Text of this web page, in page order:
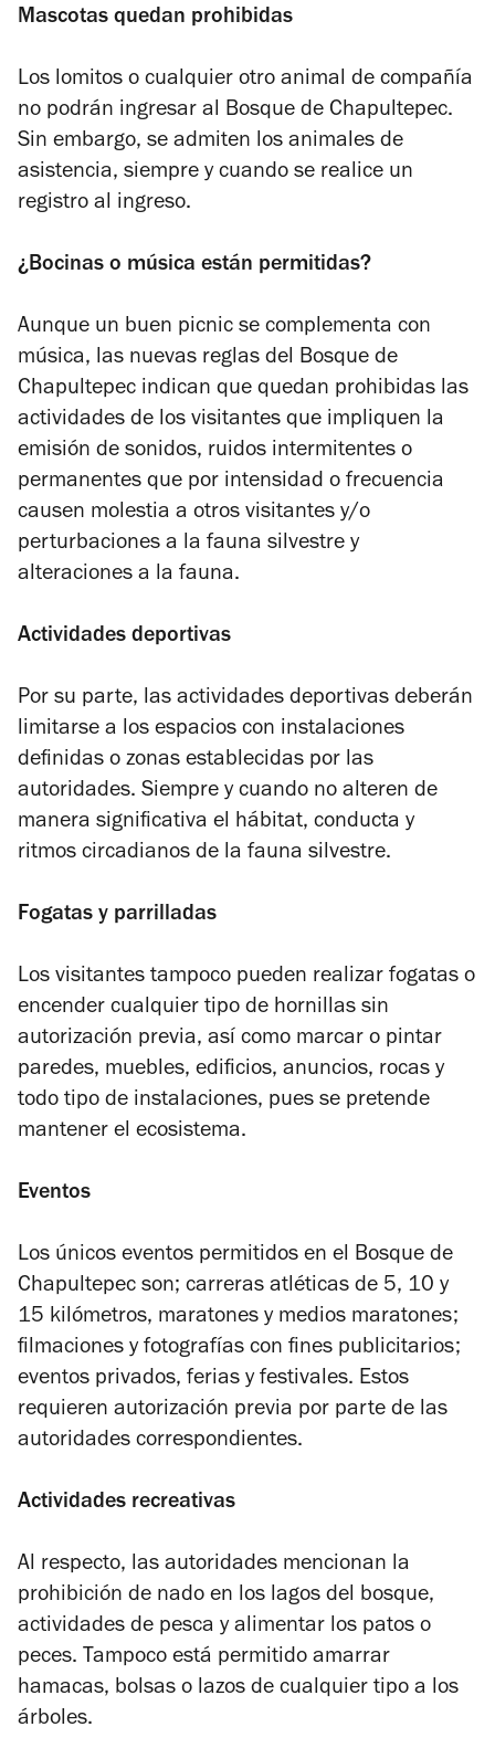
Mascotas quedan prohibidas
Los lomitos o cualquier otro animal de compañía
no podrán ingresar al Bosque de Chapultepec.
Sin embargo, se admiten los animales de
asistencia, siempre y cuando se realice un
registro al ingreso.
¿Bocinas o música están permitidas?
Aunque un buen picnic se complementa con
música, las nuevas reglas del Bosque de
Chapultepec indican que quedan prohibidas las
actividades de los visitantes que impliquen la
emisión de sonidos, ruidos intermitentes o
permanentes que por intensidad o frecuencia
causen molestia a otros visitantes y/o
perturbaciones a la fauna silvestre y
alteraciones a la fauna.
Actividades deportivas
Por su parte, las actividades deportivas deberán
limitarse a los espacios con instalaciones
definidas o zonas establecidas por las
autoridades. Siempre y cuando no alteren de
manera significativa el hábitat, conducta y
ritmos circadianos de la fauna silvestre.
Fogatas y parrilladas
Los visitantes tampoco pueden realizar fogatas o
encender cualquier tipo de hornillas sin
autorización previa, así como marcar o pintar
paredes, muebles, edificios, anuncios, rocas y
todo tipo de instalaciones, pues se pretende
mantener el ecosistema.
Eventos
Los únicos eventos permitidos en el Bosque de
Chapultepec son; carreras atléticas de 5, 10 y
15 kilómetros, maratones y medios maratones;
filmaciones y fotografías con fines publicitarios;
eventos privados, ferias y festivales. Estos
requieren autorización previa por parte de las
autoridades correspondientes.
Actividades recreativas
Al respecto, las autoridades mencionan la
prohibición de nado en los lagos del bosque,
actividades de pesca y alimentar los patos o
peces. Tampoco está permitido amarrar
hamacas, bolsas o lazos de cualquier tipo a los
árboles.